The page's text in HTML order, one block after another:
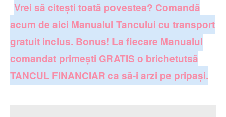
Vrei să citești toată povestea? Comandă
acum de aici Manualul Tancului cu transport
gratuit inclus. Bonus! La fiecare Manualul
comandat primești GRATIS o brichetutsă
TANCUL FINANCIAR ca să-i arzi pe pripași.